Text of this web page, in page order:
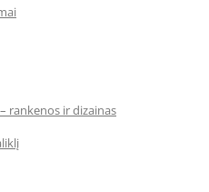
rankenos ir dizainas